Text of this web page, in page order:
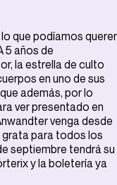
que podíamos querer
5 años de
la estrella de culto
en uno de sus
además, por lo
ver presentado en
venga desde
grata para todos los
septiembre tendrá su
y la boletería ya